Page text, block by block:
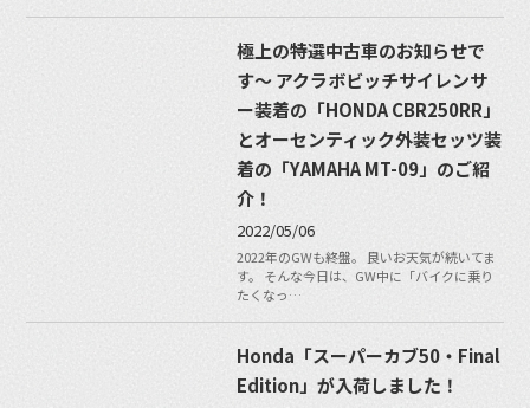
極上の特選中古車のお知らせで
す〜 アクラボビッチサイレンサ
ー装着の「HONDA CBR250RR」
とオーセンティック外装セッツ装
着の「YAMAHA MT-09」のご紹
介！
2022/05/06
2022年のGWも終盤。 良いお天気が続いてま
す。 そんな今日は、GW中に「バイクに乗り
たくなっ…
Honda「スーパーカブ50・Final
Edition」が入荷しました！